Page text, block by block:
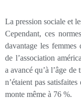
La pression sociale et
Cependant, ces
davantage les
de l’association
a avancé qu’à l’âge
n’étaient pas
monte même à 76 %.